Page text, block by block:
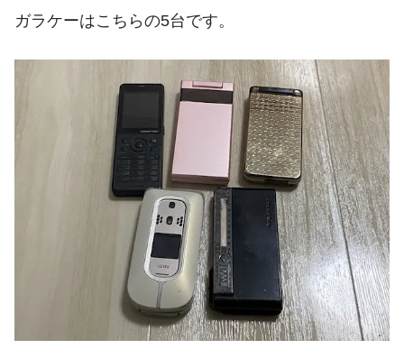
ガラケーはこちらの5台です。